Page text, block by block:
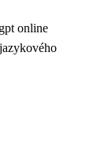
online